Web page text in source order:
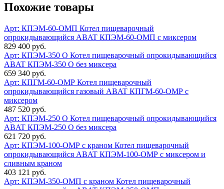
Похожие товары
Арт: КПЭМ-60-ОМП Котел пищеварочный
опрокидывающийся ABAT КПЭМ-60-ОМП с миксером
829 400 руб.
Арт: КПЭМ-350 О Котел пищеварочный опрокидывающийся
ABAT КПЭМ-350 О без миксера
659 340 руб.
Арт: КПГМ-60-ОМР Котел пищеварочный
опрокидывающийся газовый ABAT КПГМ-60-ОМР с
миксером
487 520 руб.
Арт: КПЭМ-250 О Котел пищеварочный опрокидывающийся
ABAT КПЭМ-250 О без миксера
621 720 руб.
Арт: КПЭМ-100-ОМР с краном Котел пищеварочный
опрокидывающийся ABAT КПЭМ-100-ОМР с миксером и
сливным краном
403 121 руб.
Арт: КПЭМ-350-ОМП с краном Котел пищеварочный